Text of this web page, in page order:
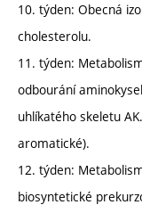
10. týden: Obecná
cholesterolu.
11. týden:
odbourání
uhlíkatého skeletu
aromatické).
12. týden:
biosyntetické